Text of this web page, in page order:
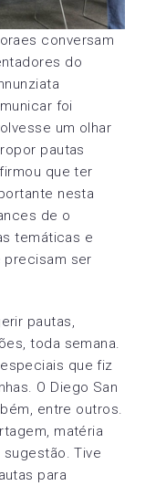
conversam
do
foi
um olhar
pautas
que ter
nesta
de o
temáticas e
precisam ser
pautas,
toda semana.
que fiz
O Diego San
entre outros.
matéria
Tive
para